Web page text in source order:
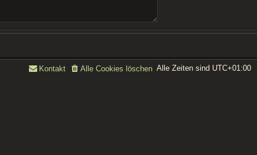
Alle Zeiten sind UTC+01:00
Alle Cookies löschen
Kontakt